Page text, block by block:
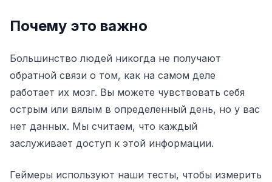
Почему это важно
Большинство людей никогда не получают
обратной связи о том, как на самом деле
работает их мозг. Вы можете чувствовать себя
острым или вялым в определенный день, но у вас
нет данных. Мы считаем, что каждый
заслуживает доступ к этой информации.
Геймеры используют наши тесты, чтобы измерить